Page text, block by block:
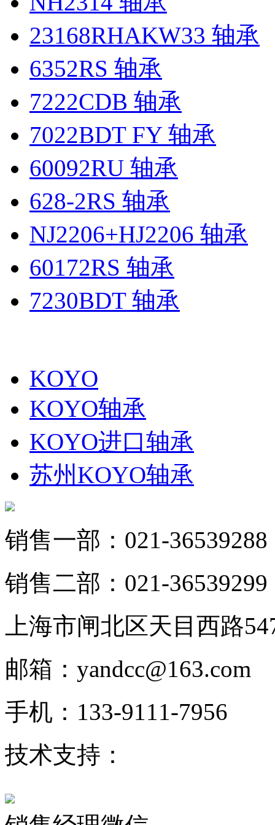
23168RHAKW33 轴承
6352RS 轴承
7222CDB 轴承
7022BDT FY 轴承
60092RU 轴承
628-2RS 轴承
NJ2206+HJ2206 轴承
60172RS 轴承
7230BDT 轴承
KOYO
KOYO轴承
KOYO进口轴承
苏州KOYO轴承
销售一部：021-36539288
销售二部：021-36539299
上海市闸北区天目西路
邮箱：yandcc@163.com
手机：133-9111-7956
技术支持：